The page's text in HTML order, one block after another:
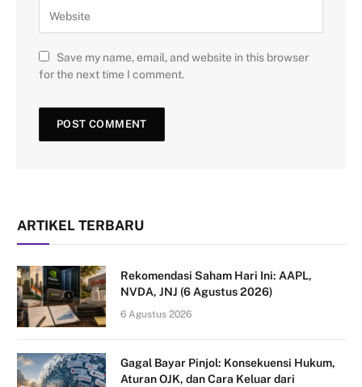
Save my name, email, and website in this browser
for the next time I comment.
ARTIKEL TERBARU
Rekomendasi Saham Hari Ini: AAPL,
NVDA, JNJ (6 Agustus 2026)
6 Agustus 2026
Gagal Bayar Pinjol: Konsekuensi Hukum,
Aturan OJK, dan Cara Keluar dari